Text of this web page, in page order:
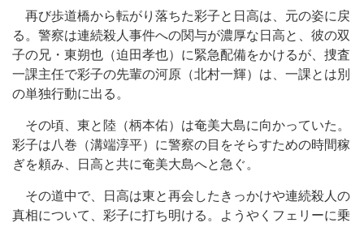
再び歩道橋から転がり落ちた彩子と日高は、元の姿に戻
る。警察は連続殺人事件への関与が濃厚な日高と、彼の双
子の兄・東朔也（迫田孝也）に緊急配備をかけるが、捜査
一課主任で彩子の先輩の河原（北村一輝）は、一課とは別
の単独行動に出る。
その頃、東と陸（柄本佑）は奄美大島に向かっていた。
彩子は八巻（溝端淳平）に警察の目をそらすための時間稼
ぎを頼み、日高と共に奄美大島へと急ぐ。
その道中で、日高は東と再会したきっかけや連続殺人の
真相について、彩子に打ち明ける。ようやくフェリーに乗